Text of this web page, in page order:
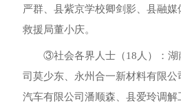
严群、县紫京学校卿剑影、县融
救援局董小庆。
③社会各界人士（18人）：湖
司莫少东、永州合一新材料有限公
汽车有限公司潘顺森、县爱玲调解